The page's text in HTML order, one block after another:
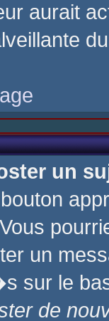
aurait
un
un
sur le
de